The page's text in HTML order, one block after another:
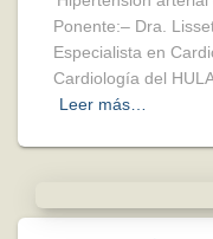
Ponente:– Dra.
Especialista en
Cardiología del
Leer más…